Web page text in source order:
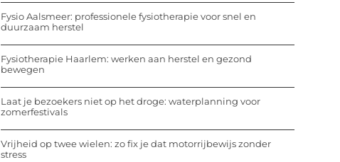
Fysio Aalsmeer: professionele fysiotherapie voor snel en
duurzaam herstel
Fysiotherapie Haarlem: werken aan herstel en gezond
bewegen
Laat je bezoekers niet op het droge: waterplanning voor
zomerfestivals
Vrijheid op twee wielen: zo fix je dat motorrijbewijs zonder
stress